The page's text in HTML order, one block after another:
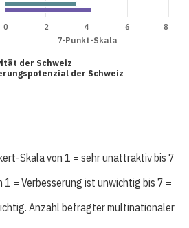
7-Punkt-Skala
der Schweiz
der Schweiz
2 4 6
0 8
Skala von 1 = sehr unattraktiv bis 7
= Verbesserung ist unwichtig bis 7 =
Anzahl befragter multinationaler